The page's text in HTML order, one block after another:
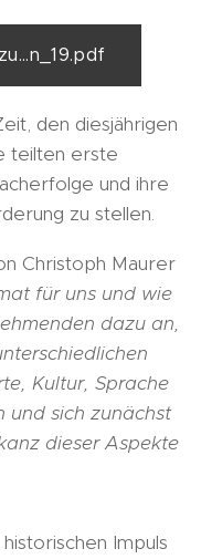
den diesjährigen
teilten erste
und ihre
zu stellen.
Christoph Maurer
für uns und wie
dazu an,
Kultur, Sprache
und sich zunächst
dieser Aspekte
Impuls